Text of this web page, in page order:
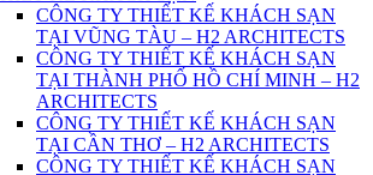
CÔNG TY THIẾT KẾ KHÁCH SẠN
TẠI VŨNG TÀU – H2 ARCHITECTS
CÔNG TY THIẾT KẾ KHÁCH SẠN
TẠI THÀNH PHỐ HỒ CHÍ MINH – H2
ARCHITECTS
CÔNG TY THIẾT KẾ KHÁCH SẠN
TẠI CẦN THƠ – H2 ARCHITECTS
CÔNG TY THIẾT KẾ KHÁCH SẠN